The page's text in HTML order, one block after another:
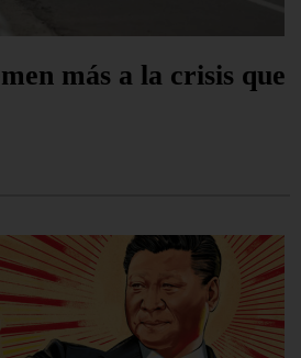
más a la crisis que